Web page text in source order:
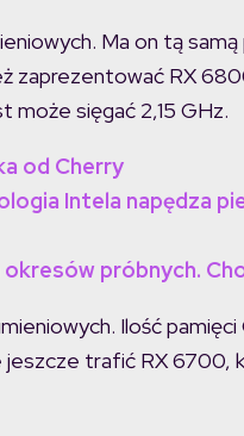
Ma on tą samą
RX
sięgać 2,15 GHz.
od Cherry
Intela napędza
próbnych.
Ilość pamięci
trafić RX 6700,